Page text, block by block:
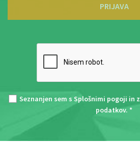
PRIJAVA
Seznanjen sem s Splošnimi pogoji in z
podatkov. *